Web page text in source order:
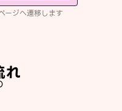
ージへ遷移します
れ